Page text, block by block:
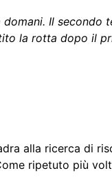
domani. Il
la rotta dopo il
alla ricerca di
ripetuto più